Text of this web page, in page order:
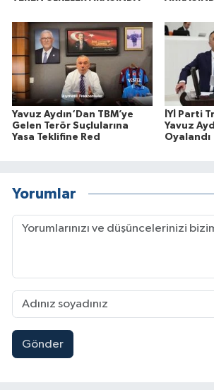
Yavuz Aydın‘Dan TBM’ye
Gelen Terör Suçlularına
Yasa Teklifine Red
İYİ Parti
Yavuz
Oyalandı
Yorumlar
Gönder